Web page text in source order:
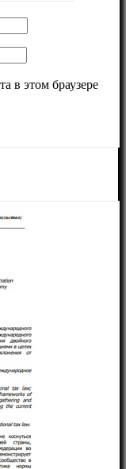
в этом браузере